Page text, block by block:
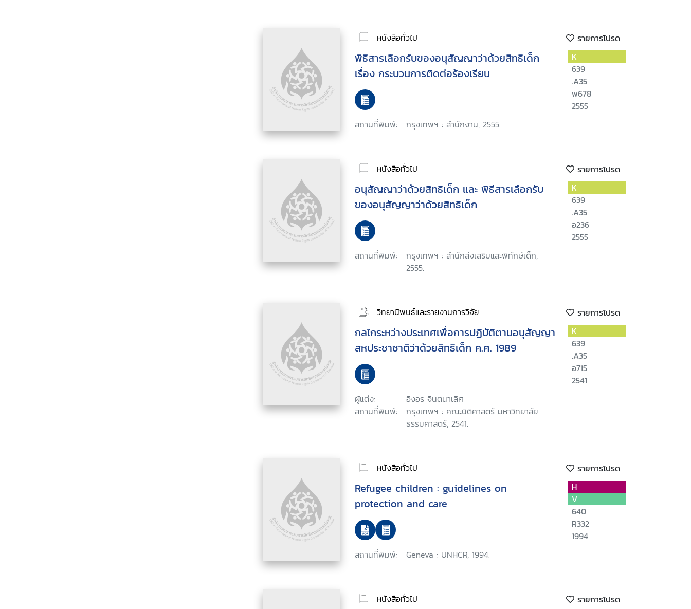
หนังสือทั่วไป รายการโปรด
พิธีสารเลือกรับของอนุสัญญาว่าด้วยสิทธิเด็ก
เรื่อง กระบวนการติดต่อร้องเรียน
สถานที่พิมพ์: กรุงเทพฯ : สำนักงาน, 2555.
K
639
.A35
พ678
2555
หนังสือทั่วไป รายการโปรด
อนุสัญญาว่าด้วยสิทธิเด็ก และ พิธีสารเลือกรับ
ของอนุสัญญาว่าด้วยสิทธิเด็ก
สถานที่พิมพ์:
กรุงเทพฯ : สำนักส่งเสริมและพิทักษ์เด็ก,
2555.
K
639
.A35
อ236
2555
วิทยานิพนธ์และรายงานการวิจัย รายการโปรด
กลไกระหว่างประเทศเพื่อการปฏิบัติตามอนุสัญญา
สหประชาชาติว่าด้วยสิทธิเด็ก ค.ศ. 1989
ผู้แต่ง:
อิงอร จินตนาเลิศ
สถานที่พิมพ์:
กรุงเทพฯ : คณะนิติศาสตร์ มหาวิทยาลัย
ธรรมศาสตร์, 2541.
K
639
.A35
อ715
2541
หนังสือทั่วไป รายการโปรด
Refugee children : guidelines on
protection and care
สถานที่พิมพ์: Geneva : UNHCR, 1994.
H
V
640
R332
1994
หนังสือทั่วไป รายการโปรด